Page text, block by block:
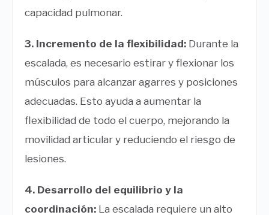
capacidad pulmonar.
3. Incremento de la flexibilidad: Durante la
escalada, es necesario estirar y flexionar los
músculos para alcanzar agarres y posiciones
adecuadas. Esto ayuda a aumentar la
flexibilidad de todo el cuerpo, mejorando la
movilidad articular y reduciendo el riesgo de
lesiones.
4. Desarrollo del equilibrio y la
coordinación: La escalada requiere un alto